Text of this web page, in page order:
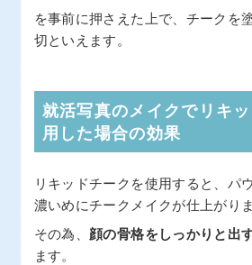
を事前に押さえた上で、チークを
切といえます。
就活写真のメイクでリキ
用した場合の効果
リキッドチークを使用すると、パ
濃いめにチークメイクが仕上がりま
その為、 顔の骨格をしっかりと出
ます。